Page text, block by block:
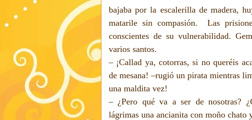
bajaba por la escalerilla de madera,
matarile sin compasión.
Las
conscientes de su vulnerabilidad.
varios santos.
– ¡Callad ya, cotorras, si no queréis
de mesana! –rugió un pirata mientras
una maldita vez!
– ¿Pero qué va a ser de nosotras?
lágrimas una ancianita con moño chato